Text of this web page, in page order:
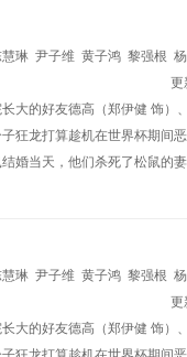
慧琳 尹子维 黄子鸿 黎强根
更
大的好友德高（郑伊健 饰）
狂龙打算趁机在世界杯期间
婚当天，他们杀死了松鼠的
慧琳 尹子维 黄子鸿 黎强根
更
大的好友德高（郑伊健 饰）